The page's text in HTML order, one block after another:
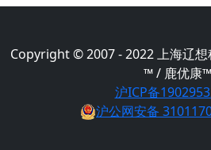
Copyright © 2007 - 2022 上海辽
™ / 鹿优康™
沪ICP备
沪公网安备